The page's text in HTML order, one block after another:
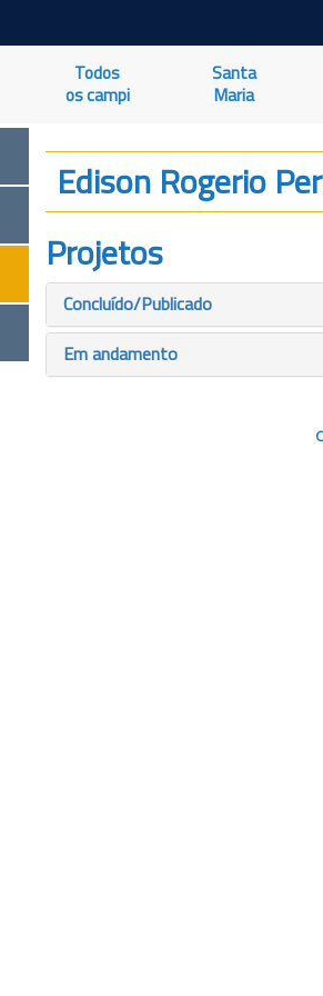
Todos
os campi
Santa
Maria
Edison Rogerio
Projetos
Concluído/Publicado
Em andamento